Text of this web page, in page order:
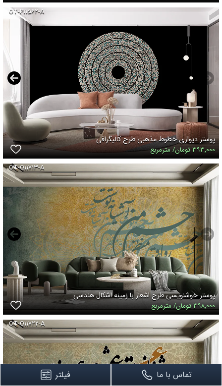
فیلتر تماس با ما
OT-P۱۱۵۶۲-A
پوستر دیواری خطوط مذهبی طرح کالیگرافی
۳۹۳,۰۰۰ تومان/ مترمربع
OT-Q۱۱۷۱۳-A
پوستر خوشنویسی طرح اشعار با زمینه اشکال هندسی
۳۹۸,۰۰۰ تومان/ مترمربع
OT-Q۱۱۷۲۲-A